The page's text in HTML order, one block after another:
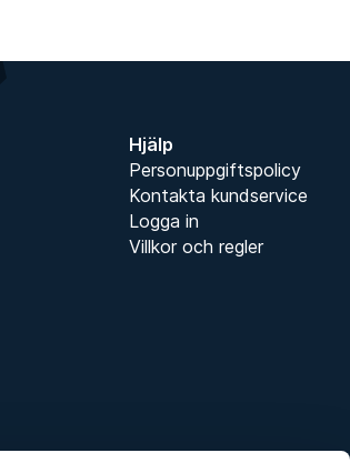
Hjälp
Personuppgiftspolicy
Kontakta kundservice
Logga in
Villkor och regler